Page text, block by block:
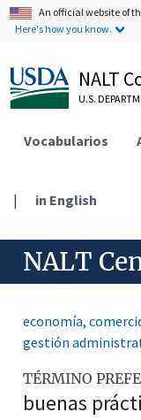
An official website of
Here's how you know.
NALT
U.S.
Vocabularios
| in English
NALT
economía,
gestión
TÉRMINO
buenas